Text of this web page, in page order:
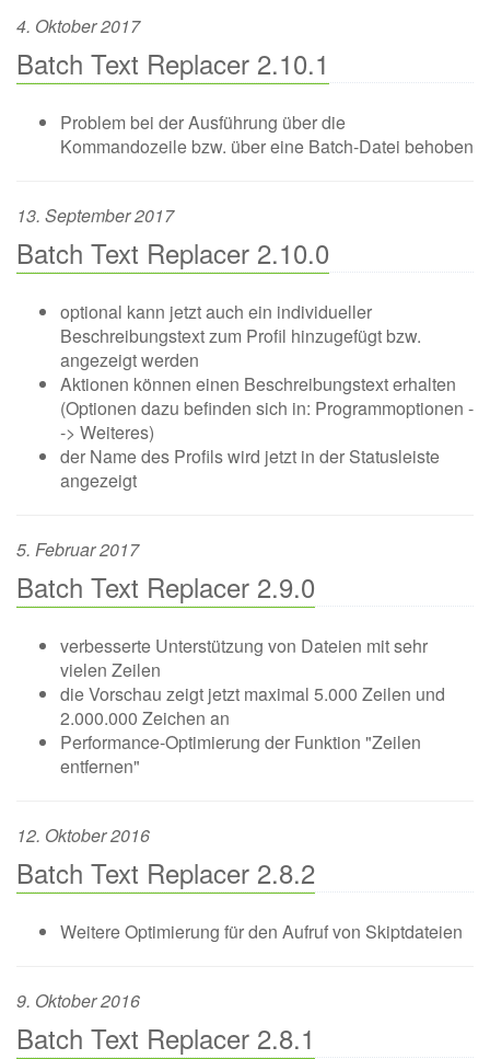
4. Oktober 2017
Batch Text Replacer 2.10.1
Problem bei der Ausführung über die
Kommandozeile bzw. über eine Batch-Datei behoben
13. September 2017
Batch Text Replacer 2.10.0
optional kann jetzt auch ein individueller
Beschreibungstext zum Profil hinzugefügt bzw.
angezeigt werden
Aktionen können einen Beschreibungstext erhalten
(Optionen dazu befinden sich in: Programmoptionen -
-> Weiteres)
der Name des Profils wird jetzt in der Statusleiste
angezeigt
5. Februar 2017
Batch Text Replacer 2.9.0
verbesserte Unterstützung von Dateien mit sehr
vielen Zeilen
die Vorschau zeigt jetzt maximal 5.000 Zeilen und
2.000.000 Zeichen an
Performance-Optimierung der Funktion "Zeilen
entfernen"
12. Oktober 2016
Batch Text Replacer 2.8.2
Weitere Optimierung für den Aufruf von Skiptdateien
9. Oktober 2016
Batch Text Replacer 2.8.1